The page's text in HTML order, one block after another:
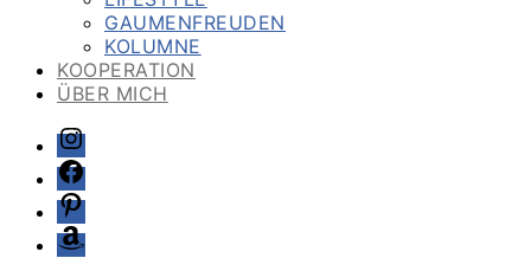
GAUMENFREUDEN
KOLUMNE
KOOPERATION
ÜBER MICH
Instagram
Facebook
Pinterest
Amazon